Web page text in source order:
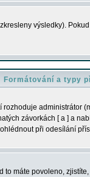
výsledky).
Formátování a typy
administrátor
závorkách [ a ] a
při odesílání
to máte povoleno,